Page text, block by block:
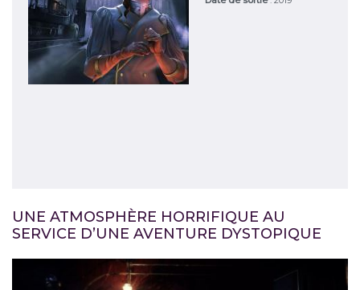
UNE ATMOSPHÈRE HORRIFIQUE AU
SERVICE D’UNE AVENTURE DYSTOPIQUE